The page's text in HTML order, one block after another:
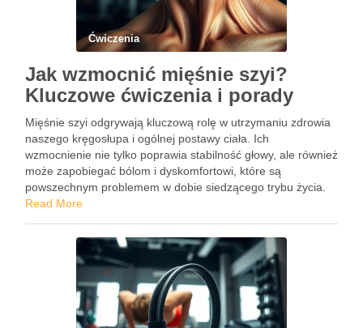
Ćwiczenia
Jak wzmocnić mięśnie szyi?
Kluczowe ćwiczenia i porady
Mięśnie szyi odgrywają kluczową rolę w utrzymaniu zdrowia
naszego kręgosłupa i ogólnej postawy ciała. Ich
wzmocnienie nie tylko poprawia stabilność głowy, ale również
może zapobiegać bólom i dyskomfortowi, które są
powszechnym problemem w dobie siedzącego trybu życia.
Regularne ćwiczenia na szyję, takie jak izometryczne
Read More